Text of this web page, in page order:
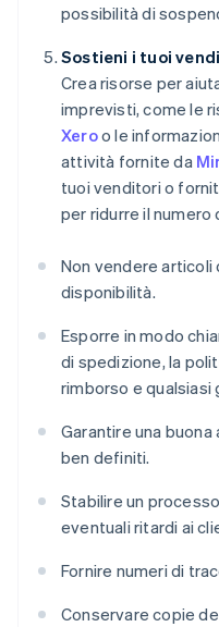
possibilità di
Sostieni i tuoi
Crea risorse per
imprevisti, come le
Xeroo le
attività fornite da
tuoi venditori o
per ridurre il numero
Non vendere articoli
disponibilità.
Esporre in modo
di spedizione, la
rimborso e qualsiasi
Garantire una
ben definiti.
Stabilire un
eventuali ritardi ai
Fornire numeri di
Conservare copie